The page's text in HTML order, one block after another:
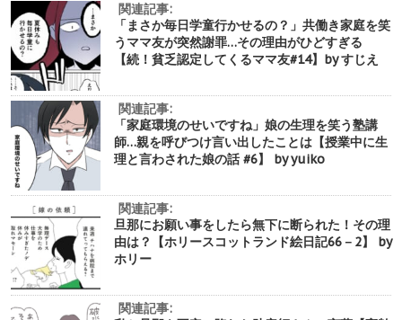
関連記事:
「まさか毎日学童行かせるの？」共働き家庭を笑
うママ友が突然謝罪…その理由がひどすぎる
【続！貧乏認定してくるママ友#14】by すじえ
関連記事:
「家庭環境のせいですね」娘の生理を笑う塾講
師…親を呼びつけ言い出したことは【授業中に生
理と言わされた娘の話 #6】 by yuiko
関連記事:
旦那にお願い事をしたら無下に断られた！その理
由は？【ホリースコットランド絵日記66－2】 by
ホリー
関連記事: